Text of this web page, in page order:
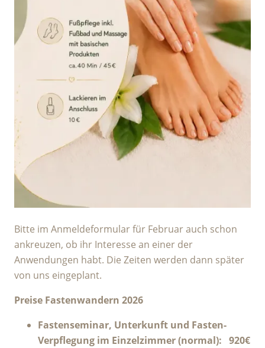
Bitte im Anmeldeformular für Februar auch schon
ankreuzen, ob ihr Interesse an einer der
Anwendungen habt. Die Zeiten werden dann später
von uns eingeplant.
Preise Fastenwandern 2026
Fastenseminar, Unterkunft und Fasten-
Verpflegung im Einzelzimmer (normal): 920€